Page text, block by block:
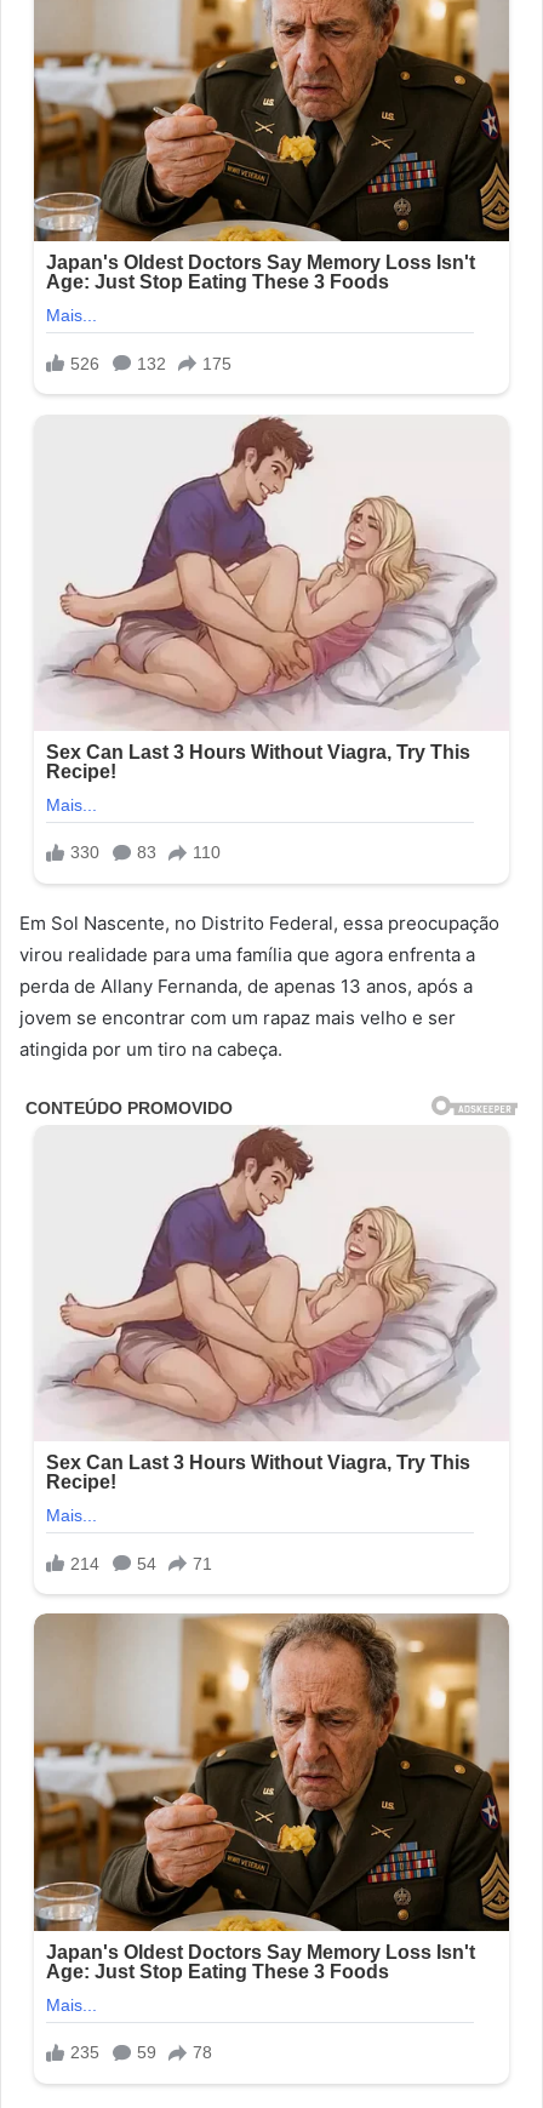
Em Sol Nascente, no Distrito Federal, essa preocupação
virou realidade para uma família que agora enfrenta a
perda de Allany Fernanda, de apenas 13 anos, após a
jovem se encontrar com um rapaz mais velho e ser
atingida por um tiro na cabeça.